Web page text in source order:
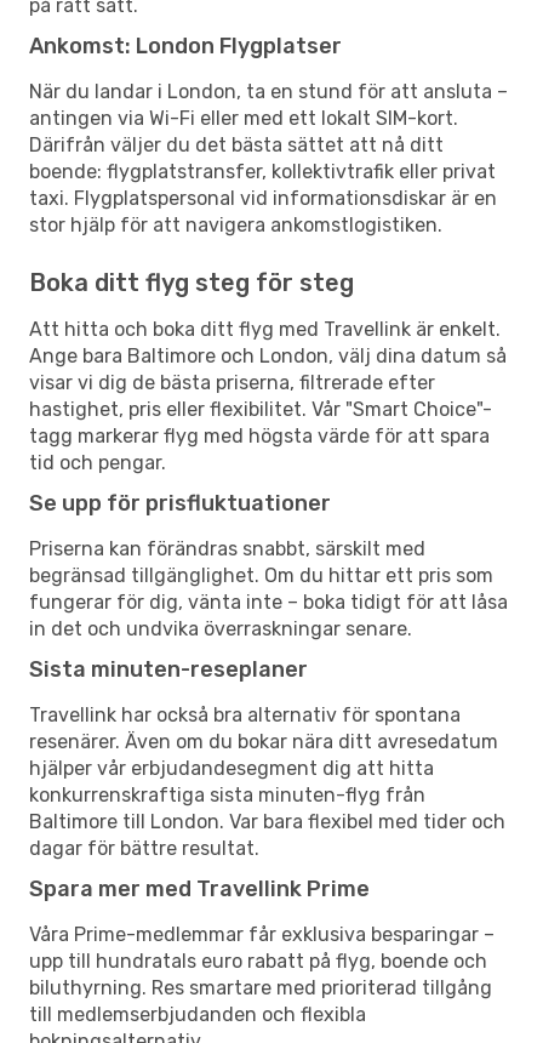
på rätt sätt.
Ankomst: London Flygplatser
När du landar i London, ta en stund för att ansluta –
antingen via Wi-Fi eller med ett lokalt SIM-kort.
Därifrån väljer du det bästa sättet att nå ditt
boende: flygplatstransfer, kollektivtrafik eller privat
taxi. Flygplatspersonal vid informationsdiskar är en
stor hjälp för att navigera ankomstlogistiken.
Boka ditt flyg steg för steg
Att hitta och boka ditt flyg med Travellink är enkelt.
Ange bara Baltimore och London, välj dina datum så
visar vi dig de bästa priserna, filtrerade efter
hastighet, pris eller flexibilitet. Vår "Smart Choice"-
tagg markerar flyg med högsta värde för att spara
tid och pengar.
Se upp för prisfluktuationer
Priserna kan förändras snabbt, särskilt med
begränsad tillgänglighet. Om du hittar ett pris som
fungerar för dig, vänta inte – boka tidigt för att låsa
in det och undvika överraskningar senare.
Sista minuten-reseplaner
Travellink har också bra alternativ för spontana
resenärer. Även om du bokar nära ditt avresedatum
hjälper vår erbjudandesegment dig att hitta
konkurrenskraftiga sista minuten-flyg från
Baltimore till London. Var bara flexibel med tider och
dagar för bättre resultat.
Spara mer med Travellink Prime
Våra Prime-medlemmar får exklusiva besparingar –
upp till hundratals euro rabatt på flyg, boende och
biluthyrning. Res smartare med prioriterad tillgång
till medlemserbjudanden och flexibla